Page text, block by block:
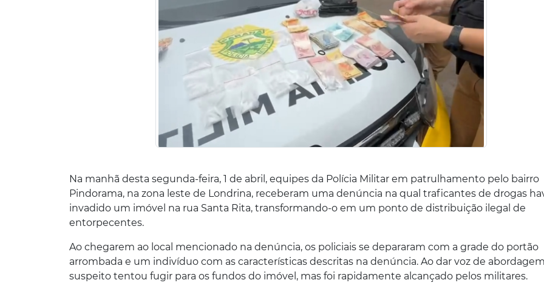
Na manhã desta segunda-feira, 1 de abril, equipes da Polícia Militar em patrulhamento pelo bairro
Pindorama, na zona leste de Londrina, receberam uma denúncia na qual traficantes de drogas
invadido um imóvel na rua Santa Rita, transformando-o em um ponto de distribuição ilegal de
entorpecentes.
Ao chegarem ao local mencionado na denúncia, os policiais se depararam com a grade do portão
arrombada e um indivíduo com as características descritas na denúncia. Ao dar voz de
suspeito tentou fugir para os fundos do imóvel, mas foi rapidamente alcançado pelos militares.